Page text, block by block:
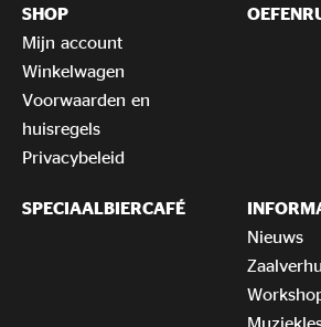
SHOP
Mijn account
Winkelwagen
Voorwaarden en
huisregels
Privacybeleid
SPECIAALBIERCAFÉ
Nieuws